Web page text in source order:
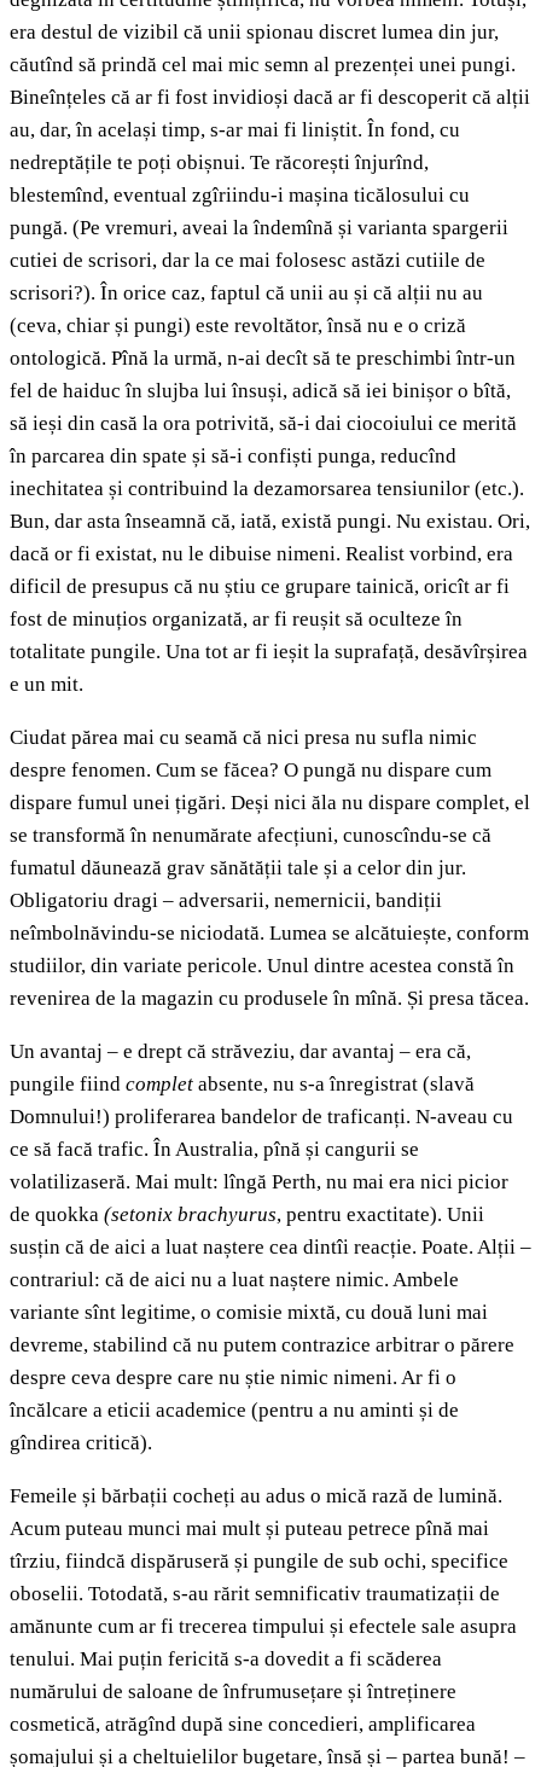
era destul de vizibil că unii spionau discret lumea din jur,
căutînd să prindă cel mai mic semn al prezenței unei pungi.
Bineînțeles că ar fi fost invidioși dacă ar fi descoperit că alții
au, dar, în același timp, s-ar mai fi liniștit. În fond, cu
nedreptățile te poți obișnui. Te răcorești înjurînd,
blestemînd, eventual zgîriindu-i mașina ticălosului cu
pungă. (Pe vremuri, aveai la îndemînă și varianta spargerii
cutiei de scrisori, dar la ce mai folosesc astăzi cutiile de
scrisori?). În orice caz, faptul că unii au și că alții nu au
(ceva, chiar și pungi) este revoltător, însă nu e o criză
ontologică. Pînă la urmă, n-ai decît să te preschimbi într-un
fel de haiduc în slujba lui însuși, adică să iei binișor o bîtă,
să ieși din casă la ora potrivită, să-i dai ciocoiului ce merită
în parcarea din spate și să-i confiști punga, reducînd
inechitatea și contribuind la dezamorsarea tensiunilor (etc.).
Bun, dar asta înseamnă că, iată, există pungi. Nu existau. Ori,
dacă or fi existat, nu le dibuise nimeni. Realist vorbind, era
dificil de presupus că nu știu ce grupare tainică, oricît ar fi
fost de minuțios organizată, ar fi reușit să oculteze în
totalitate pungile. Una tot ar fi ieșit la suprafață, desăvîrșirea
e un mit.
Ciudat părea mai cu seamă că nici presa nu sufla nimic
despre fenomen. Cum se făcea? O pungă nu dispare cum
dispare fumul unei țigări. Deși nici ăla nu dispare complet, el
se transformă în nenumărate afecțiuni, cunoscîndu-se că
fumatul dăunează grav sănătății tale și a celor din jur.
Obligatoriu dragi – adversarii, nemernicii, bandiții
neîmbolnăvindu-se niciodată. Lumea se alcătuiește, conform
studiilor, din variate pericole. Unul dintre acestea constă în
revenirea de la magazin cu produsele în mînă. Și presa tăcea.
Un avantaj – e drept că străveziu, dar avantaj – era că,
pungile fiind complet absente, nu s-a înregistrat (slavă
Domnului!) proliferarea bandelor de traficanți. N-aveau cu
ce să facă trafic. În Australia, pînă și cangurii se
volatilizaseră. Mai mult: lîngă Perth, nu mai era nici picior
de quokka (setonix brachyurus, pentru exactitate). Unii
susțin că de aici a luat naștere cea dintîi reacție. Poate. Alții –
contrariul: că de aici nu a luat naștere nimic. Ambele
variante sînt legitime, o comisie mixtă, cu două luni mai
devreme, stabilind că nu putem contrazice arbitrar o părere
despre ceva despre care nu știe nimic nimeni. Ar fi o
încălcare a eticii academice (pentru a nu aminti și de
gîndirea critică).
Femeile și bărbații cocheți au adus o mică rază de lumină.
Acum puteau munci mai mult și puteau petrece pînă mai
tîrziu, fiindcă dispăruseră și pungile de sub ochi, specifice
oboselii. Totodată, s-au rărit semnificativ traumatizații de
amănunte cum ar fi trecerea timpului și efectele sale asupra
tenului. Mai puțin fericită s-a dovedit a fi scăderea
numărului de saloane de înfrumusețare și întreținere
cosmetică, atrăgînd după sine concedieri, amplificarea
șomajului și a cheltuielilor bugetare, însă și – partea bună! –